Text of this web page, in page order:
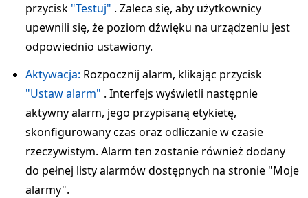
przycisk "Testuj" . Zaleca się, aby użytkownicy
upewnili się, że poziom dźwięku na urządzeniu jest
odpowiednio ustawiony.
Aktywacja: Rozpocznij alarm, klikając przycisk
"Ustaw alarm" . Interfejs wyświetli następnie
aktywny alarm, jego przypisaną etykietę,
skonfigurowany czas oraz odliczanie w czasie
rzeczywistym. Alarm ten zostanie również dodany
do pełnej listy alarmów dostępnych na stronie "Moje
alarmy".